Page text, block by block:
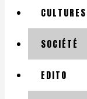
CULTURES
SOCIÉTÉ
EDITO